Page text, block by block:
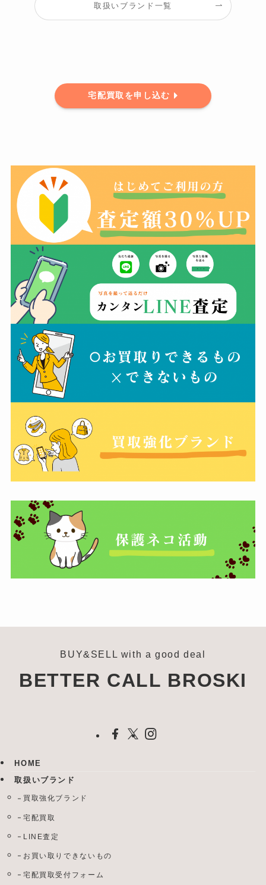
取扱いブランド一覧
宅配買取を申し込む
BUY&SELL with a good deal
BETTER CALL BROSKI
HOME
取扱いブランド
買取強化ブランド
宅配買取
LINE査定
お買い取りできないもの
宅配買取受付フォーム